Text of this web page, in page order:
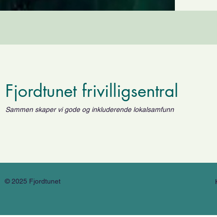
Fjordtunet frivilligsentral
Sammen skaper vi gode og inkluderende lokalsamfunn
© 2025 Fjordtunet